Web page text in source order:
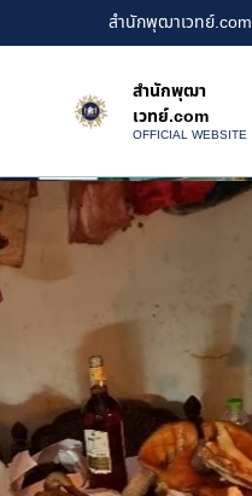
สำนักพุฒาเวทย์.com
สำนักพุฒา
เวทย์.com
OFFICIAL WEBSITE